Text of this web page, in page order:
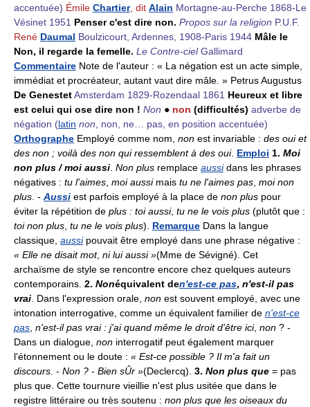
accentuée) Émile Chartier, dit Alain Mortagne-au-Perche 1868-Le
Vésinet 1951 Penser c'est dire non. Propos sur la religion P.U.F.
René Daumal Boulzicourt, Ardennes, 1908-Paris 1944 Mâle le
Non, il regarde la femelle. Le Contre-cielGallimard
Commentaire Note de l'auteur : « La négation est un acte simple,
immédiat et procréateur, autant vaut dire mâle. » Petrus Augustus
De GenestetAmsterdam 1829-Rozendaal 1861 Heureux et libre
est celui qui ose dire non ! Non ● non (difficultés) adverbe de
négation (latin non, non, ne… pas, en position accentuée)
Orthographe Employé comme nom, non est invariable : des oui et
des non ; voilà des non qui ressemblent à des oui. Emploi 1. Moi
non plus / moi aussi. Non plus remplace aussidans les phrases
négatives : tu l'aimes, moi aussimais tu ne l'aimes pas, moi non
plus. - Aussi est parfois employé à la place de non plus pour
éviter la répétition de plus : toi aussi, tu ne le vois plus (plutôt que :
toi non plus, tu ne le vois plus). Remarque Dans la langue
classique, aussipouvait être employé dans une phrase négative :
« Elle ne disait mot, ni lui aussi »(Mme de Sévigné). Cet
archaïsme de style se rencontre encore chez quelques auteurs
contemporains. 2. Nonéquivalent den'est-ce pas, n'est-il pas
vrai. Dans l'expression orale, non est souvent employé, avec une
intonation interrogative, comme un équivalent familier de n'est-ce
pas, n'est-il pas vrai : j'ai quand même le droit d'être ici, non ? -
Dans un dialogue, non interrogatif peut également marquer
l'étonnement ou le doute : « Est-ce possible ? Il m'a fait un
discours. - Non ? - Bien sÛr »(Declercq). 3. Non plus que = pas
plus que. Cette tournure vieillie n'est plus usitée que dans le
registre littéraire ou très soutenu : non plus que les oiseaux du